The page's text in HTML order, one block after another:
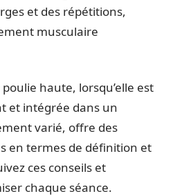
et des répétitions,
musculaire
haute, lorsqu’elle est
et intégrée dans un
varié, offre des
en termes de définition et
ces conseils et
chaque séance.